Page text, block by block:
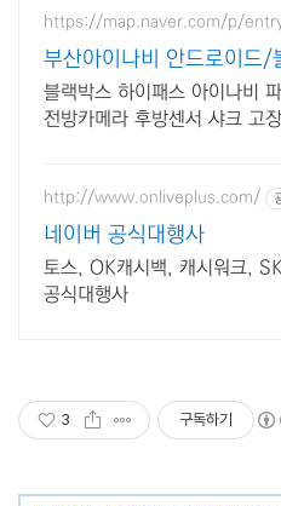
https://map.naver.com/p/
부산아이나비 안드로이드
설치!
블랙박스 하이패스 아이나비
전방카메라 후방센서 샤크 고
http://www.onliveplus.com/
네이버 공식대행사
토스, OK캐시백, 캐시워크,
공식대행사
3 구독하기